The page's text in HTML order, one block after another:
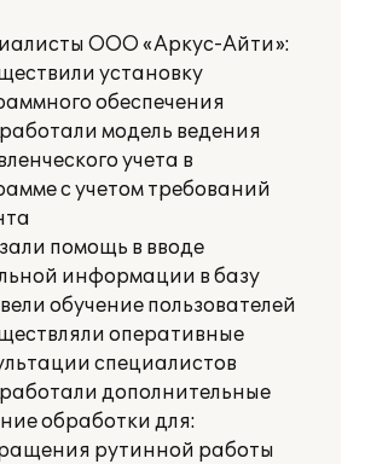
ООО «Аркус-Айти»:
установку
обеспечения
модель ведения
учета в
с учетом требований
помощь в вводе
информации в базу
обучение пользователей
оперативные
специалистов
дополнительные
обработки для:
рутинной работы